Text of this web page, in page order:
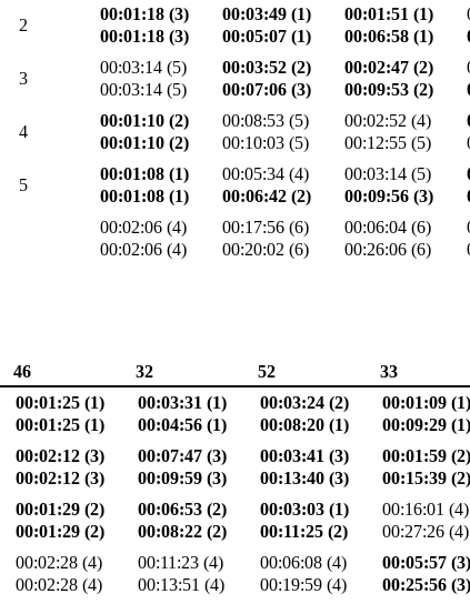
2
00:01:18 (3)
00:01:18 (3)
00:03:49 (1)
00:05:07 (1)
00:01:51 (1)
00:06:58 (1)
3
00:03:14 (5)
00:03:14 (5)
00:03:52 (2)
00:07:06 (3)
00:02:47 (2)
00:09:53 (2)
4
00:01:10 (2)
00:01:10 (2)
00:08:53 (5)
00:10:03 (5)
00:02:52 (4)
00:12:55 (5)
5
00:01:08 (1)
00:01:08 (1)
00:05:34 (4)
00:06:42 (2)
00:03:14 (5)
00:09:56 (3)
00:02:06 (4)
00:02:06 (4)
00:17:56 (6)
00:20:02 (6)
00:06:04 (6)
00:26:06 (6)
46 32 52 33
00:01:25 (1)
00:01:25 (1)
00:03:31 (1)
00:04:56 (1)
00:03:24 (2)
00:08:20 (1)
00:01:09 (1)
00:09:29 (1)
00:02:12 (3)
00:02:12 (3)
00:07:47 (3)
00:09:59 (3)
00:03:41 (3)
00:13:40 (3)
00:01:59 (2)
00:15:39 (2)
00:01:29 (2)
00:01:29 (2)
00:06:53 (2)
00:08:22 (2)
00:03:03 (1)
00:11:25 (2)
00:16:01 (4)
00:27:26 (4)
00:02:28 (4)
00:02:28 (4)
00:11:23 (4)
00:13:51 (4)
00:06:08 (4)
00:19:59 (4)
00:05:57 (3)
00:25:56 (3)